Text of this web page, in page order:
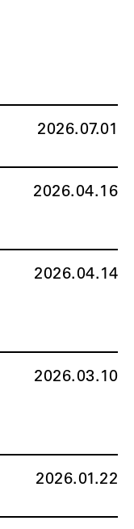
2026.07.01
2026.04.16
2026.04.14
2026.03.10
2026.01.22